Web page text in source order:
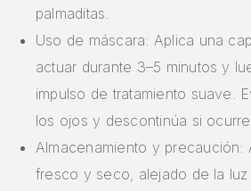
palmaditas.
Uso de máscara: Aplica una
actuar durante 3–5 minutos y
impulso de tratamiento suave.
los ojos y descontinúa si
Almacenamiento y precaución:
fresco y seco, alejado de la luz